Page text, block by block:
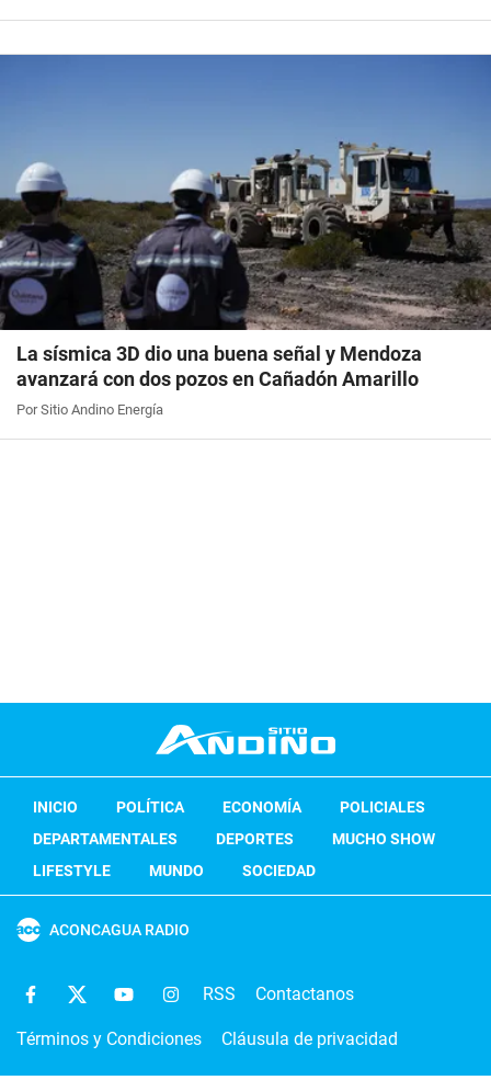
La sísmica 3D dio una buena señal y Mendoza
avanzará con dos pozos en Cañadón Amarillo
Por Sitio Andino Energía
INICIO POLÍTICA ECONOMÍA
POLICIALES
DEPARTAMENTALES
DEPORTES
MUCHO SHOW
LIFESTYLE
MUNDO SOCIEDAD
ACONCAGUA RADIO
RSS Contactanos
Términos y Condiciones Cláusula de privacidad